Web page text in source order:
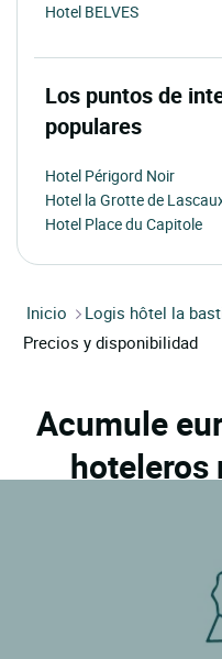
Hotel BELVES
Los puntos de
populares
Hotel Périgord Noir
Hotel la Grotte de
Hotel Place du Capitole
Inicio
Logis hôtel la
Precios y disponibilidad
Acumule
hoteleros